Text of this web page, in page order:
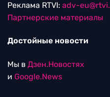
Реклама RTVI: adv-
Партнерские материалы
Достойные новости
Мы в Дзен.Новостях
и Google.News